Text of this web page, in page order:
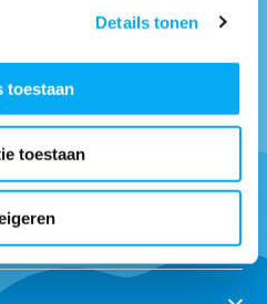
Details tonen
toestaan
toestaan
het water op te gaan.
Abonneer